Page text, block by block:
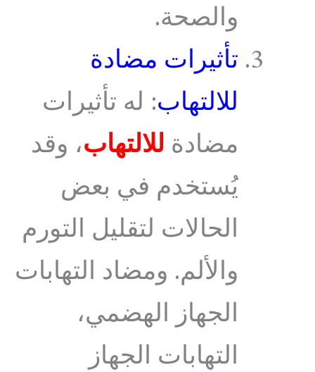
والصحة.
تأثيرات مضادة
للالتهاب: له تأثيرات
مضادة للالتهاب، وقد
يُستخدم في بعض
الحالات لتقليل التورم
والألم. ومضاد التهابات
الجهاز الهضمي،
التهابات الجهاز